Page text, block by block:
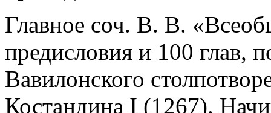
Главное соч. В. В.
предисловия и 100 глав,
Вавилонского
Костандина I (1267).